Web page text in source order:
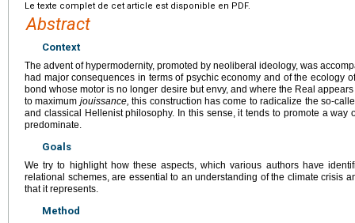
Le texte complet de cet article est disponible en PDF.
Abstract
Context
The advent of hypermodernity, promoted by neoliberal ideology, was
had major consequences in terms of psychic economy and of the ecology
bond whose motor is no longer desire but envy, and where the Real
to maximum jouissance, this construction has come to radicalize the so-
and classical Hellenist philosophy. In this sense, it tends to promote a
predominate.
Goals
We try to highlight how these aspects, which various authors have
relational schemes, are essential to an understanding of the climate crisis
that it represents.
Method